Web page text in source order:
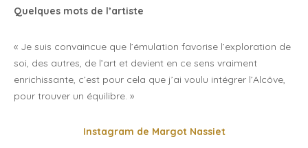
Quelques mots de l’artiste
« Je suis convaincue que l’émulation favorise l’exploration de
soi, des autres, de l’art et devient en ce sens vraiment
enrichissante, c’est pour cela que j’ai voulu intégrer l’Alcôve,
pour trouver un équilibre. »
Instagram de Margot Nassiet